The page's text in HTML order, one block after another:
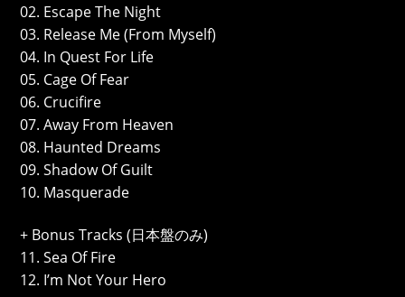
02. Escape The Night
03. Release Me (From Myself)
04. In Quest For Life
05. Cage Of Fear
06. Crucifire
07. Away From Heaven
08. Haunted Dreams
09. Shadow Of Guilt
10. Masquerade
+ Bonus Tracks (日本盤のみ)
11. Sea Of Fire
12. I’m Not Your Hero